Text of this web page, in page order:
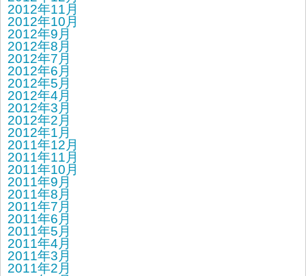
2012年11月
2012年10月
2012年9月
2012年8月
2012年7月
2012年6月
2012年5月
2012年4月
2012年3月
2012年2月
2012年1月
2011年12月
2011年11月
2011年10月
2011年9月
2011年8月
2011年7月
2011年6月
2011年5月
2011年4月
2011年3月
2011年2月